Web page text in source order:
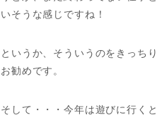
いそうな感じですね！
というか、そういうのをきっち
お勧めです。
そして・・・今年は遊びに行く